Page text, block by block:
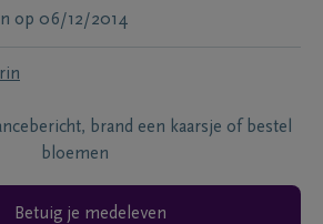
op 06/12/2014
brand een kaarsje of bestel
bloemen
Betuig je medeleven